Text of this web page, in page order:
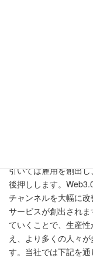
引いては雇用を創出
後押しします。
チャンネルを大幅に
サービスが創出され
ていくことで、生産
え、より多くの人々
す。当社では下記を通